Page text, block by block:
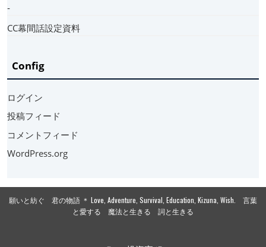
‐
CC幕間話設定資料
Config
ログイン
投稿フィード
コメントフィード
WordPress.org
願いと紡ぐ 君の物語 ＊ Love, Adventure, Survival, Education, Kizuna, Wish. 言葉
と愛する 魔法と生きる 詞と生きる